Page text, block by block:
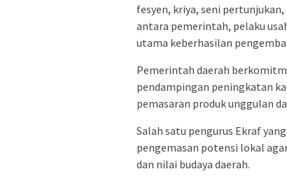
fesyen, kriya, seni
antara pemerintah, pelaku
utama keberhasilan
Pemerintah daerah
pendampingan peningkatan
pemasaran produk unggulan
Salah satu pengurus Ekraf
pengemasan potensi lokal
dan nilai budaya daerah.